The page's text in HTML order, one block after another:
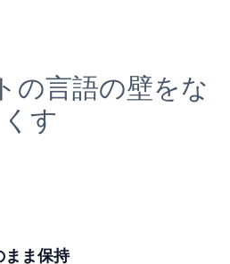
の言語の壁をな
くす
まま保持